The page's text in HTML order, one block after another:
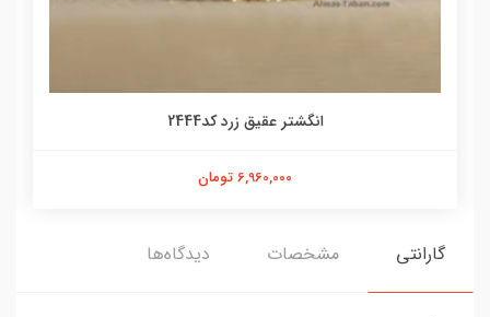
انگشتر عقیق زرد کد2444
6,960,000 تومان
گارانتی مشخصات دیدگاه‌ها